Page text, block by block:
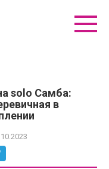
solo Самба:
в